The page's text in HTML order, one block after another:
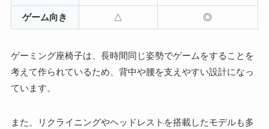
ゲーム向き △ ◎
ゲーミング座椅子は、長時間同じ姿勢でゲームをすることを
考えて作られているため、背中や腰を支えやすい設計になっ
ています。
また、リクライニングやヘッドレストを搭載したモデルも多